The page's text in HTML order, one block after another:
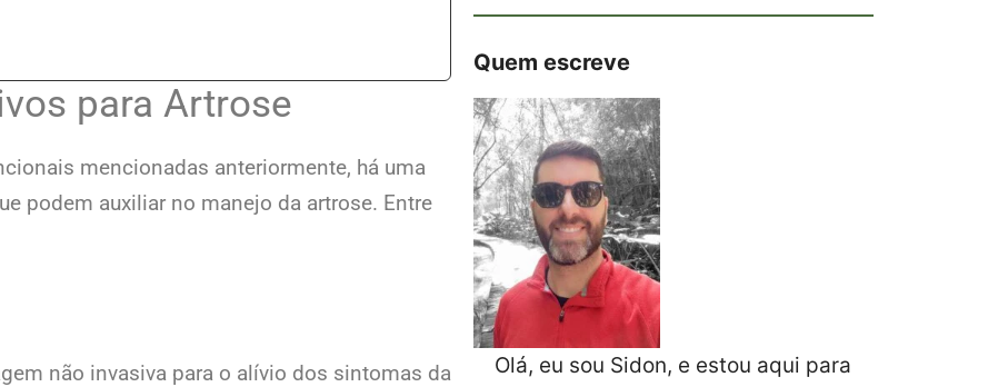
para Artrose
mencionadas anteriormente, há uma
podem auxiliar no manejo da artrose. Entre
não invasiva para o alívio dos sintomas da
Quem escreve
Olá, eu sou Sidon, e estou aqui para